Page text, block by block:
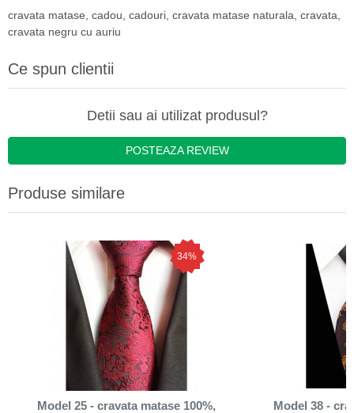
cravata matase cadou cadouri cravata matase naturala cravata
cravata negru cu auriu
Ce spun clientii
Detii sau ai utilizat produsul?
POSTEAZA REVIEW
Produse similare
34%
Model 25 - cravata matase 100%,
Model 38 -